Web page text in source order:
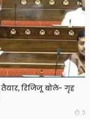
रिजिजू बोले- गृह
5